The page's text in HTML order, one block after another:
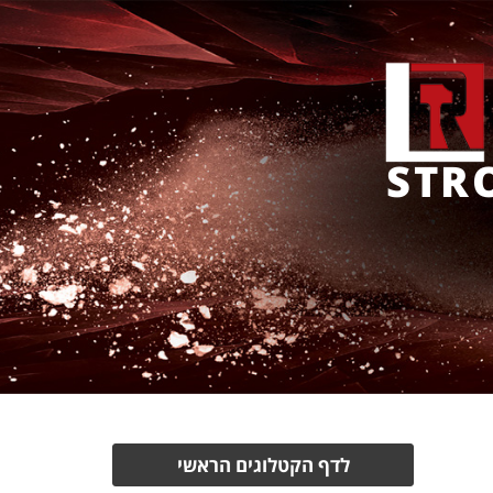
לדף הקטלוגים הראשי